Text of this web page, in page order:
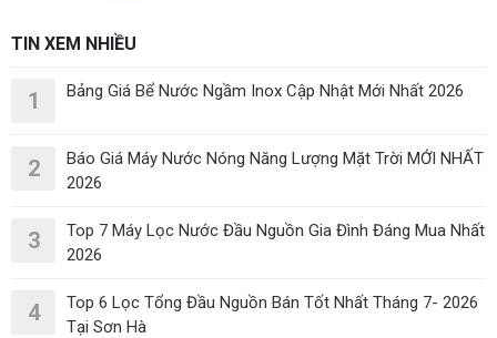
TIN XEM NHIỀU
1 Bảng Giá Bể Nước Ngầm Inox Cập Nhật Mới Nhất 2026
2
Báo Giá Máy Nước Nóng Năng Lượng Mặt Trời MỚI NHẤT
2026
3
Top 7 Máy Lọc Nước Đầu Nguồn Gia Đình Đáng Mua Nhất
2026
4
Top 6 Lọc Tổng Đầu Nguồn Bán Tốt Nhất Tháng 7- 2026
Tại Sơn Hà